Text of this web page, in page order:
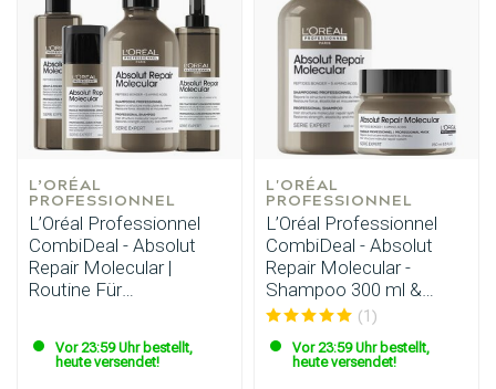
L’ORÉAL
PROFESSIONNEL
L’Oréal Professionnel
CombiDeal - Absolut
Repair Molecular |
Routine Für
Vor 23:59 Uhr bestellt,
heute versendet!
L'ORÉAL
PROFESSIONNEL
L’Oréal Professionnel
CombiDeal - Absolut
Repair Molecular -
Shampoo 300 ml &
Maske 250 ml
(1)
Vor 23:59 Uhr bestellt,
heute versendet!